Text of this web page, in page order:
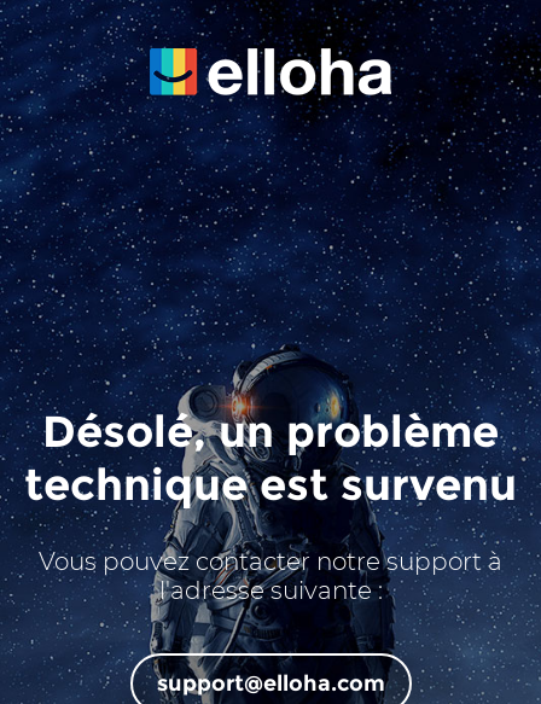
Désolé, un problème
technique est survenu
Vous pouvez contacter notre support à
l'adresse suivante :
support@elloha.com